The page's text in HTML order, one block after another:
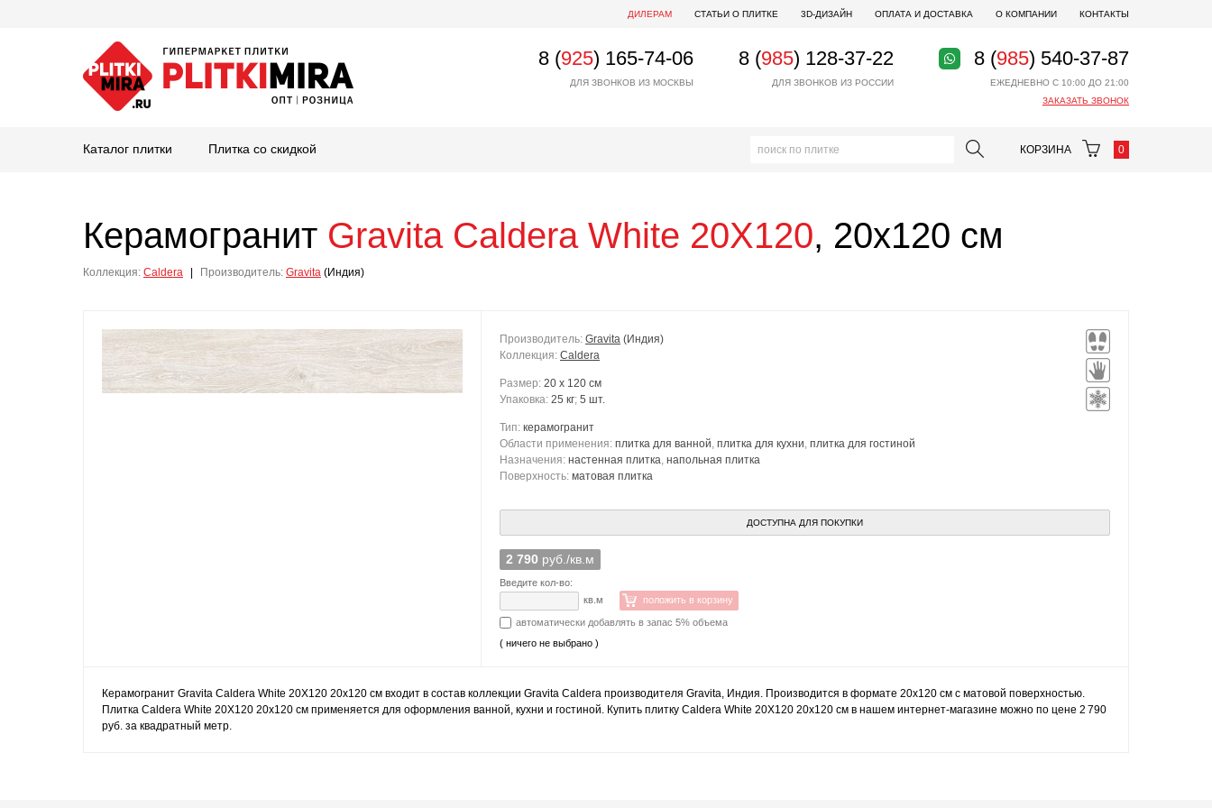
ДИЛЕРАМ СТАТЬИ О ПЛИТКЕ 3D-ДИЗАЙН ОПЛАТА И ДОСТАВКА О КОМПАНИИ КОНТАКТЫ
8 (925) 165-74-06
ДЛЯ ЗВОНКОВ ИЗ МОСКВЫ
8 (985) 128-37-22
ДЛЯ ЗВОНКОВ ИЗ РОССИИ
8 (985) 540-37-87
ЕЖЕДНЕВНО С 10:00 ДО 21:00
ЗАКАЗАТЬ ЗВОНОК
Каталог плитки Плитка со скидкой КОРЗИНА 0
Керамогранит Gravita Caldera White 20X120, 20x120 см
Коллекция: Caldera Производитель: Gravita (Индия)
Производитель: Gravita (Индия)
Коллекция: Caldera
Размер: 20 x 120 см
Упаковка: 25 кг; 5 шт.
Тип: керамогранит
Области применения: плитка для ванной, плитка для кухни, плитка для гостиной
Назначения: настенная плитка, напольная плитка
Поверхность: матовая плитка
ДОСТУПНА ДЛЯ ПОКУПКИ
2 790 руб./кв.м
Введите кол-во:
кв.м
положить в корзину
автоматически добавлять в запас 5% объема
( ничего не выбрано )
Керамогранит Gravita Caldera White 20X120 20x120 см входит в состав коллекции Gravita Caldera производителя Gravita, Индия. Производится в формате 20x120 см с матовой поверхностью.
Плитка Caldera White 20X120 20x120 см применяется для оформления ванной, кухни и гостиной. Купить плитку Caldera White 20X120 20x120 см в нашем интернет-магазине можно по цене 2 790
руб. за квадратный метр.